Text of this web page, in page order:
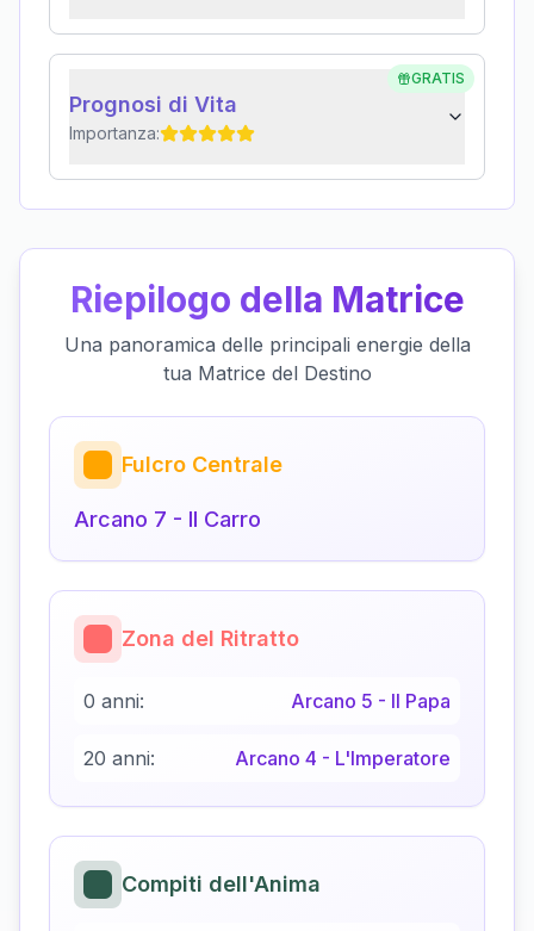
GRATIS
Prognosi di Vita
Importanza:
Riepilogo della Matrice
Una panoramica delle principali energie della
tua Matrice del Destino
Fulcro Centrale
Arcano 7 - Il Carro
Zona del Ritratto
0 anni: Arcano 5 - Il Papa
20 anni: Arcano 4 - L'Imperatore
Compiti dell'Anima